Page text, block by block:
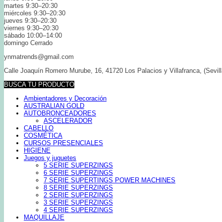
martes 9:30–20:30
miércoles 9:30–20:30
jueves 9:30–20:30
viernes 9:30–20:30
sábado 10:00–14:00
domingo Cerrado
ynmatrends@gmail.com
Calle Joaquín Romero Murube, 16, 41720 Los Palacios y Villafranca,
BUSCA TU PRODUCTO
Ambientadores y Decoración
AUSTRALIAN GOLD
AUTOBRONCEADORES
ASCELERADOR
CABELLO
COSMÉTICA
CURSOS PRESENCIALES
HIGIENE
Juegos y juguetes
5 SERIE SUPERZINGS
6 SERIE SUPERZINGS
7 SERIE SUPERTINGS POWER MACHINES
8 SERIE SUPERZINGS
2 SERIE SUPERZINGS
3 SERIE SUPERZINGS
4 SERIE SUPERZINGS
MAQUILLAJE